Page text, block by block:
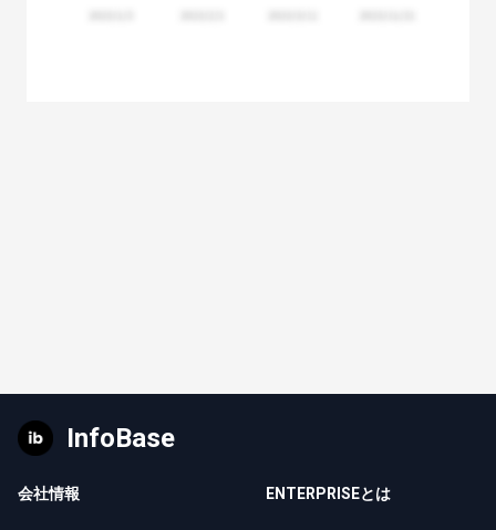
InfoBase
会社情報 ENTERPRISEとは